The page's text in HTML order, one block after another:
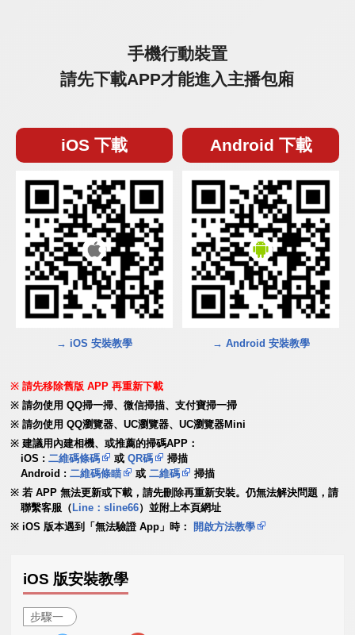
手機行動裝置
請先下載APP才能進入主播包廂
iOS 下載
→ iOS 安裝教學
Android 下載
→ Android 安裝教學
請先移除舊版 APP 再重新下載
請勿使用 QQ掃一掃、微信掃描、支付寶掃一掃
請勿使用 QQ瀏覽器、UC瀏覽器、UC瀏覽器Mini
建議用內建相機、或推薦的掃碼APP：
iOS :二維碼條碼 或QR碼
掃描
Android :二維碼條瞄 或二維碼
掃描
若 APP 無法更新或下載，請先刪除再重新安裝。仍無法解決問題，請
聯繫客服（ Line：sline66）並附上本頁網址
iOS 版本遇到「無法驗證 App」時：
開啟方法教學
iOS 版安裝教學
步驟一